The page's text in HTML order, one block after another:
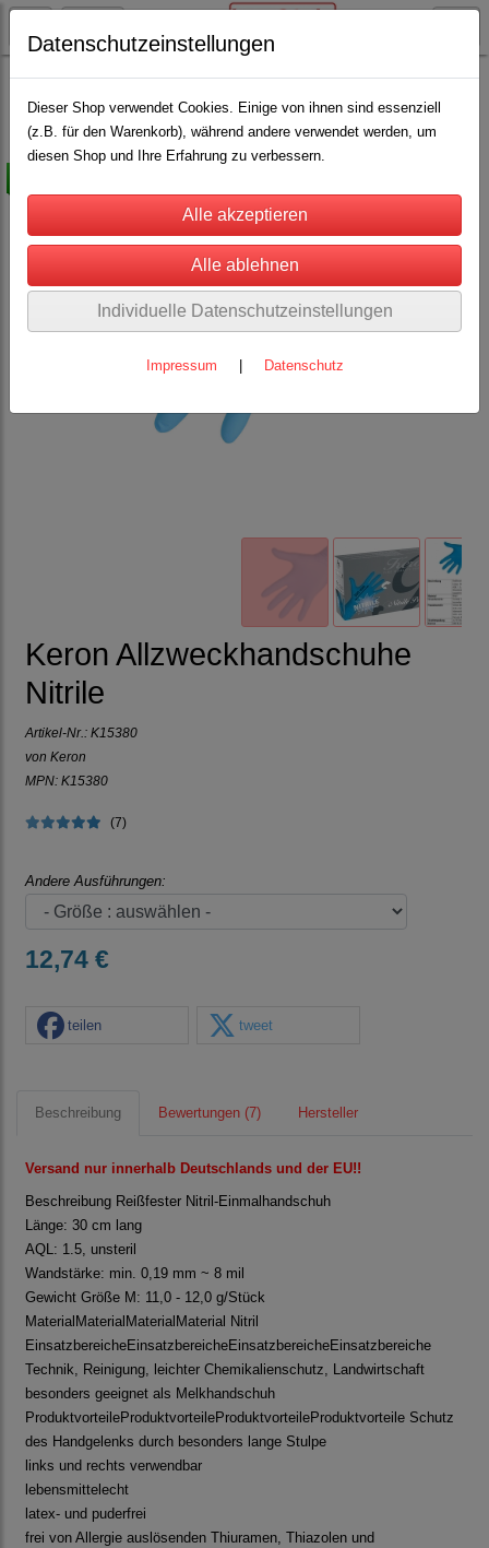
Rinderhaltung Euterpflege und Melkzubehör(13)
Keron Allzweckhandschuhe
Nitrile
Artikel-Nr.: K15380
von Keron
MPN: K15380
(7)
Andere Ausführungen:
12,74 €
teilen tweet
Beschreibung Bewertungen (7) Hersteller
Versand nur innerhalb Deutschlands und der EU!!
Beschreibung Reißfester Nitril-Einmalhandschuh
Länge: 30 cm lang
AQL: 1.5, unsteril
Wandstärke: min. 0,19 mm ~ 8 mil
Gewicht Größe M: 11,0 - 12,0 g/Stück
Material Material Material Material Nitril
EinsatzbereicheEinsatzbereicheEinsatzbereicheEinsatzbereiche
Technik, Reinigung, leichter Chemikalienschutz, Landwirtschaft
besonders geeignet als Melkhandschuh
ProduktvorteileProduktvorteileProduktvorteileProduktvorteile Schutz
des Handgelenks durch besonders lange Stulpe
links und rechts verwendbar
lebensmittelecht
latex- und puderfrei
frei von Allergie auslösenden Thiuramen, Thiazolen und
Datenschutzeinstellungen
Dieser Shop verwendet Cookies. Einige von ihnen sind essenziell
(z.B. für den Warenkorb), während andere verwendet werden, um
diesen Shop und Ihre Erfahrung zu verbessern.
Individuelle Datenschutzeinstellungen
Impressum Datenschutz